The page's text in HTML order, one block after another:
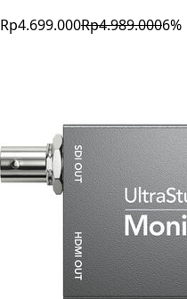
Rp4.699.000Rp4.989.0006%